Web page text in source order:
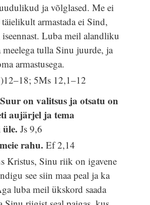
ja võlglased. Me ei
armastada ei Sind,
Luba meil alandliku
meelega tulla Sinu juurde, ja
armastusega.
5Ms 12,1–12
Suur on valitsus ja otsatu on
aujärjel ja tema
üle.Js 9,6
rahu.Ef 2,14
Kristus, Sinu riik on igavene
see siin maa peal ja ka
luba meil ükskord saada